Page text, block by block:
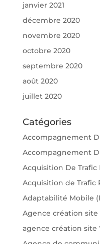
janvier 2021
décembre 2020
novembre 2020
octobre 2020
septembre 2020
août 2020
juillet 2020
Catégories
Accompagnement
Accompagnement
Acquisition De Trafic
Acquisition de Trafic
Adaptabilité Mobile
Agence création site
agence création site